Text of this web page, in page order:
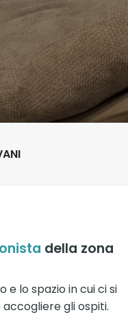
della zona
lo spazio in cui ci si
gli ospiti.